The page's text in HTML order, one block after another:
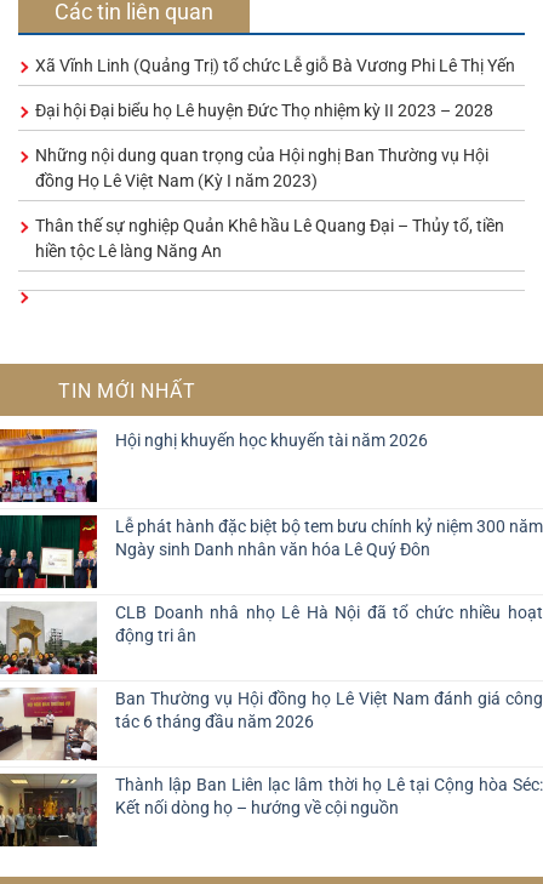
Các tin liên quan
Xã Vĩnh Linh (Quảng Trị) tổ chức Lễ giỗ Bà Vương Phi Lê Thị Yến
Đại hội Đại biểu họ Lê huyện Đức Thọ nhiệm kỳ II 2023 – 2028
Những nội dung quan trọng của Hội nghị Ban Thường vụ Hội
đồng Họ Lê Việt Nam (Kỳ I năm 2023)
Thân thế sự nghiệp Quản Khê hầu Lê Quang Đại – Thủy tổ, tiền
hiền tộc Lê làng Năng An
TIN MỚI NHẤT
Hội nghị khuyến học khuyến tài năm 2026
Lễ phát hành đặc biệt bộ tem bưu chính kỷ niệm 300 năm
Ngày sinh Danh nhân văn hóa Lê Quý Đôn
CLB Doanh nhâ nhọ Lê Hà Nội đã tổ chức nhiều hoạt
động tri ân
Ban Thường vụ Hội đồng họ Lê Việt Nam đánh giá công
tác 6 tháng đầu năm 2026
Thành lập Ban Liên lạc lâm thời họ Lê tại Cộng hòa Séc:
Kết nối dòng họ – hướng về cội nguồn